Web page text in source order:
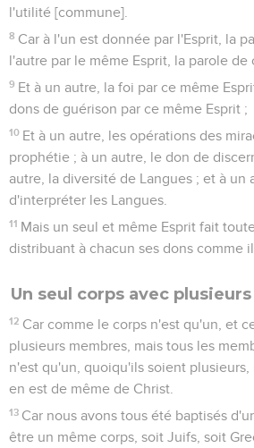
l'utilité [commune].
8 Car à l'un est donnée par l'Esprit, la
l'autre par le même Esprit, la parole de
9 Et à un autre, la foi par ce même
dons de guérison par ce même Esprit ;
10 Et à un autre, les opérations des
prophétie ; à un autre, le don de
autre, la diversité de Langues ; et à un
d'interpréter les Langues.
11 Mais un seul et même Esprit fait
distribuant à chacun ses dons comme
Un seul corps avec
12 Car comme le corps n'est qu'un, et
plusieurs membres, mais tous les
n'est qu'un, quoiqu'ils soient
en est de même de Christ.
13 Car nous avons tous été baptisés
être un même corps, soit Juifs, soit